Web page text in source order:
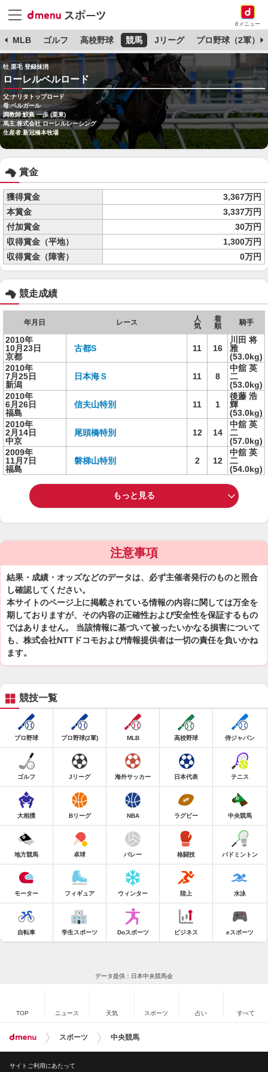
dメニュー
MLB ゴルフ 高校野球 競馬 Jリーグ プロ野球（2軍）
牡 栗毛 登録抹消
ローレルベルロード
父:ナリタトップロード
母:ベルガール
調教師:鮫島 一歩 (栗東)
馬主:株式会社 ローレルレーシング
生産者:新冠橋本牧場
賞金
獲得賞金
3,367万円
本賞金
3,337万円
付加賞金
30万円
収得賞金（平地）
1,300万円
収得賞金（障害）
0万円
競走成績
年月日 レース
人
気
着
順
騎手
2010年
10月23日
京都
古都S 11 16
川田 将
雅
(53.0kg)
2010年
7月25日
新潟
日本海Ｓ 11 8
中舘 英
二
(53.0kg)
2010年
6月26日
福島
信夫山特別 11 1
後藤 浩
輝
(53.0kg)
2010年
2月14日
中京
尾頭橋特別 12 14
中舘 英
二
(57.0kg)
2009年
11月7日
福島
磐梯山特別 2 12
中舘 英
二
(54.0kg)
もっと見る
注意事項
結果・成績・オッズなどのデータは、必ず主催者発行のものと照合
し確認してください。
本サイトのページ上に掲載されている情報の内容に関しては万全を
期しておりますが、その内容の正確性および安全性を保証するもの
ではありません。 当該情報に基づいて被ったいかなる損害について
も、株式会社NTTドコモおよび情報提供者は一切の責任を負いかね
ます。
競技一覧
プロ野球 プロ野球(2軍) MLB 高校野球 侍ジャパン
ゴルフ Jリーグ 海外サッカー 日本代表 テニス
大相撲 Bリーグ NBA ラグビー 中央競馬
地方競馬 卓球 バレー 格闘技 バドミントン
モーター フィギュア ウィンター 陸上 水泳
自転車 学生スポーツ Doスポーツ ビジネス eスポーツ
データ提供：日本中央競馬会
TOP ニュース 天気 スポーツ 占い すべて
スポーツ 中央競馬
サイトご利用にあたって